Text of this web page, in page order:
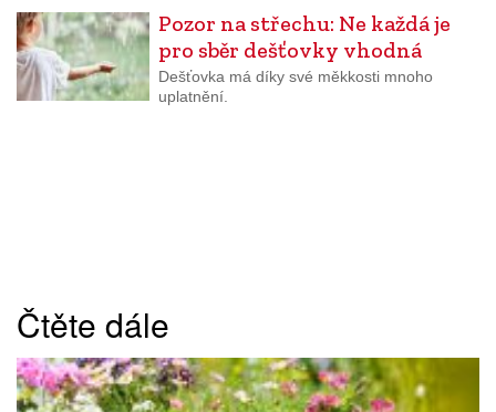
Pozor na střechu: Ne každá je
pro sběr dešťovky vhodná
Dešťovka má díky své měkkosti mnoho
uplatnění.
Čtěte dále